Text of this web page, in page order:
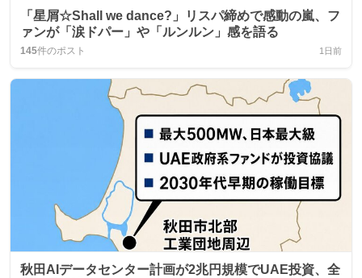
「星屑☆Shall we dance?」リスパ締めで感動の嵐、フ
ァンが「涙ドパー」や「ルンルン」感を語る
145件のポスト 1日前
秋田AIデータセンター計画が2兆円規模でUAE投資、全